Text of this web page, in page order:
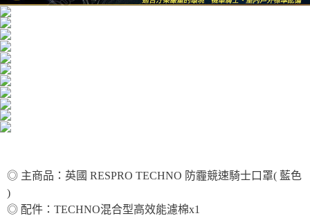
◎ 主商品：英國 RESPRO TECHNO 防霾競速騎士口罩( 藍色
)
◎ 配件：TECHNO混合型高效能濾棉x1